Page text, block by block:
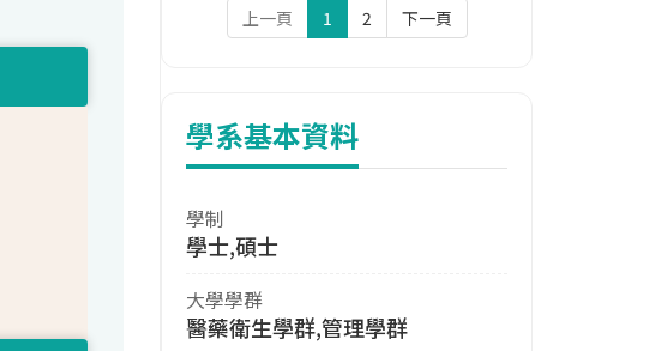
上一頁 1 2 下一頁
學系基本資料
學制
學士,碩士
大學學群
醫藥衛生學群,管理學群